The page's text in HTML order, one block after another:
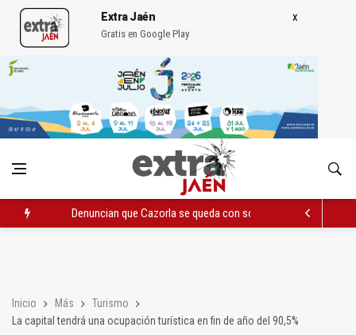
Extra Jaén
Gratis en Google Play
Denuncian que Cazorla se queda con solo dos bomberos por
Inicio Más
Turismo
La capital tendrá una ocupación turística en fin de año del 90,5%